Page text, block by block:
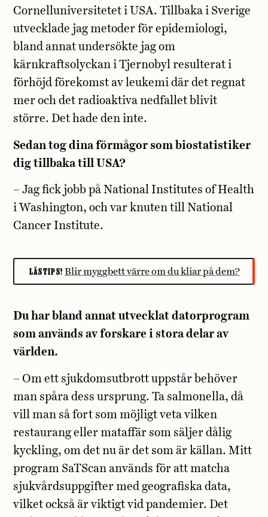
Cornelluniversitetet i USA. Tillbaka i Sverige
utvecklade jag metoder för epidemiologi,
bland annat undersökte jag om
kärnkraftsolyckan i Tjernobyl resulterat i
förhöjd förekomst av leukemi där det regnat
mer och det radioaktiva nedfallet blivit
större. Det hade den inte.
Sedan tog dina förmågor som biostatistiker
dig tillbaka till USA?
– Jag fick jobb på National Institutes of Health
i Washington, och var knuten till National
Cancer Institute.
LÄSTIPS! Blir myggbett värre om du kliar på dem?
Du har bland annat utvecklat datorprogram
som används av forskare i stora delar av
världen.
– Om ett sjukdomsutbrott uppstår behöver
man spåra dess ursprung. Ta salmonella, då
vill man så fort som möjligt veta vilken
restaurang eller mataffär som säljer dålig
kyckling, om det nu är det som är källan. Mitt
program SaTScan används för att matcha
sjukvårdsuppgifter med geografiska data,
vilket också är viktigt vid pandemier. Det